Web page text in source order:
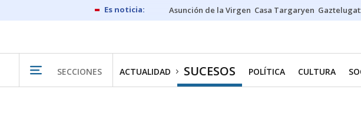
Asunción de la Virgen Casa Targaryen
SECCIONES ACTUALIDAD SUCESOS POLÍTICA CULTURA